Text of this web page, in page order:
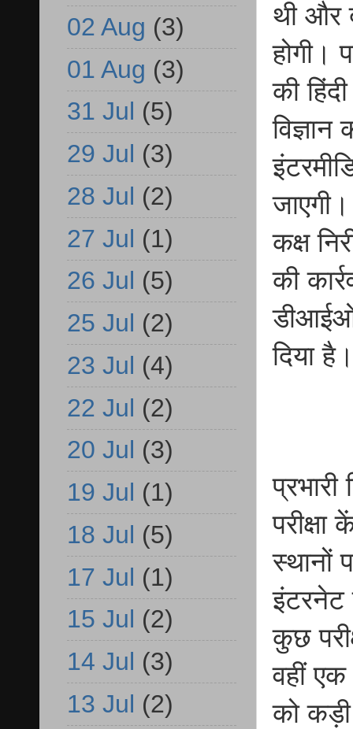
थी और
होगी।
की
जाएगी।
कक्ष
की
दिया
प्रभारी
स्थानों
इंटरनेट
कुछ
वहीं एक
को
02 Aug (3)
01 Aug (3)
31 Jul (5)
29 Jul (3)
28 Jul (2)
27 Jul (1)
26 Jul (5)
25 Jul (2)
23 Jul (4)
22 Jul (2)
20 Jul (3)
19 Jul (1)
18 Jul (5)
17 Jul (1)
15 Jul (2)
14 Jul (3)
13 Jul (2)